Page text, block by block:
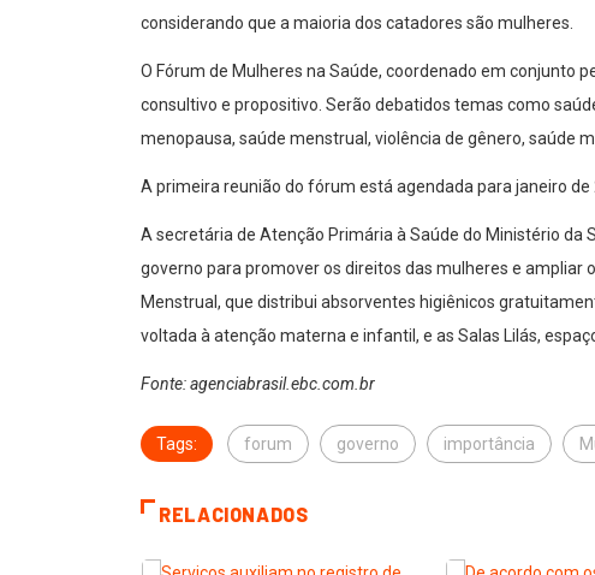
considerando que a maioria dos catadores são mulheres.
O Fórum de Mulheres na Saúde, coordenado em conjunto
consultivo e propositivo. Serão debatidos temas como
menopausa, saúde menstrual, violência de gênero, saúde
A primeira reunião do fórum está agendada para janeiro de
A secretária de Atenção Primária à Saúde do Ministério da
governo para promover os direitos das mulheres e ampliar
Menstrual, que distribui absorventes higiênicos
voltada à atenção materna e infantil, e as Salas Lilás,
Fonte: agenciabrasil.ebc.com.br
Tags: forum governo importância
RELACIONADOS